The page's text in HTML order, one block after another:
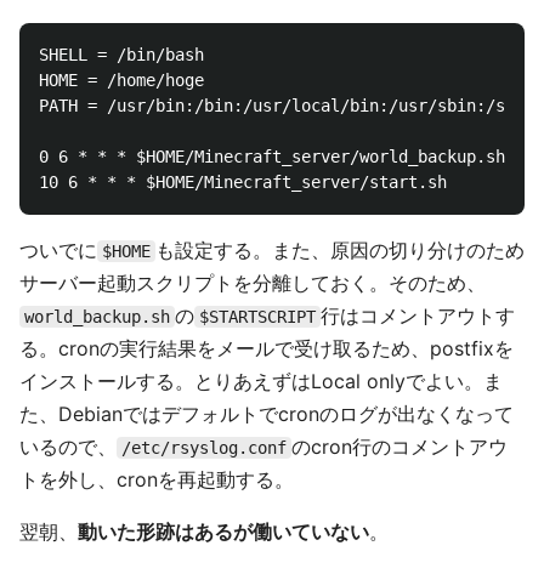
SHELL = /bin/bash
HOME = /home/hoge
PATH = /usr/bin:/bin:/usr/local/bin:/usr/sbin:/
0 6 * * * $HOME/Minecraft_server/world_backup.sh
ついでに $HOME も設定する。また、原因の切り分けのため
サーバー起動スクリプトを分離しておく。そのため、
world_backup.sh の $STARTSCRIPT 行はコメントアウトす
る。cronの実行結果をメールで受け取るため、postfixを
インストールする。とりあえずはLocal onlyでよい。ま
た、Debianではデフォルトでcronのログが出なくなって
いるので、
/etc/rsyslog.conf のcron行のコメントアウ
トを外し、cronを再起動する。
翌朝、 動いた形跡はあるが働いていない。